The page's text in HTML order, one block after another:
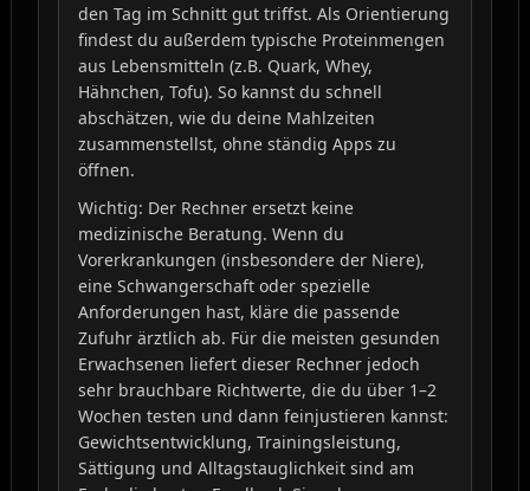
den Tag im Schnitt gut triffst. Als Orientierung
findest du außerdem typische Proteinmengen
aus Lebensmitteln (z.B. Quark, Whey,
Hähnchen, Tofu). So kannst du schnell
abschätzen, wie du deine Mahlzeiten
zusammenstellst, ohne ständig Apps zu
öffnen.
Wichtig: Der Rechner ersetzt keine
medizinische Beratung. Wenn du
Vorerkrankungen (insbesondere der Niere),
eine Schwangerschaft oder spezielle
Anforderungen hast, kläre die passende
Zufuhr ärztlich ab. Für die meisten gesunden
Erwachsenen liefert dieser Rechner jedoch
sehr brauchbare Richtwerte, die du über 1–2
Wochen testen und dann feinjustieren kannst:
Gewichtsentwicklung, Trainingsleistung,
Sättigung und Alltagstauglichkeit sind am